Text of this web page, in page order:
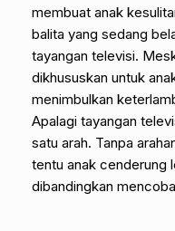
membuat anak
balita yang sedang
tayangan televisi.
dikhususkan untuk
menimbulkan
Apalagi tayangan
satu arah. Tanpa
tentu anak cenderung
dibandingkan